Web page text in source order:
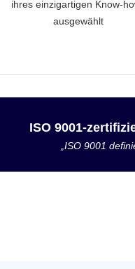
ihres einzigartigen Know-
ausgewählt
ISO 9001-
„ISO 9001